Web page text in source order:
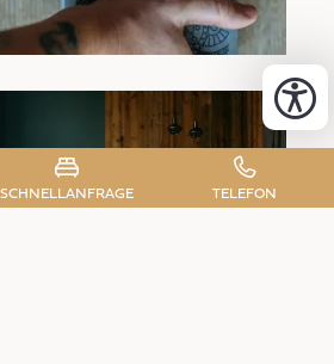
SCHNELLANFRAGE TELEFON